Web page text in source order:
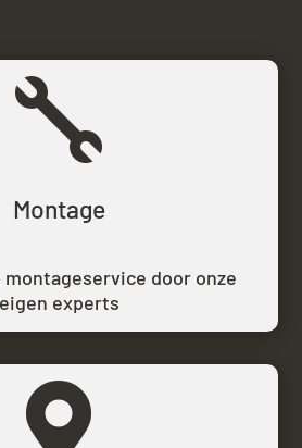

Montage
door onze
eigen experts
